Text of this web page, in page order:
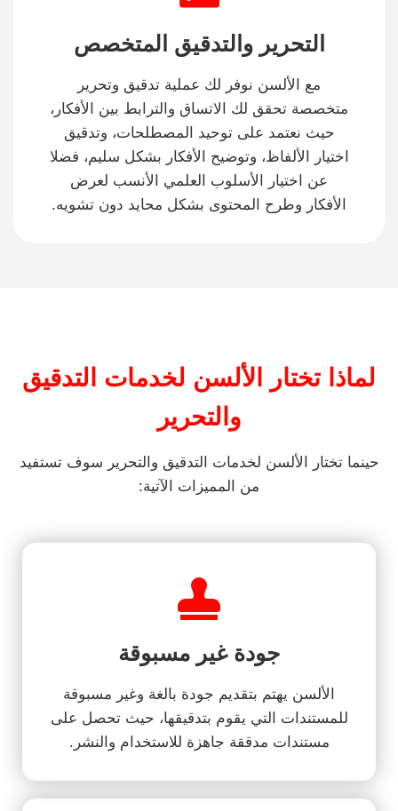
التحرير والتدقيق المتخصص
مع الألسن نوفر لك عملية تدقيق وتحرير
متخصصة تحقق لك الاتساق والترابط بين الأفكار،
حيث نعتمد على توحيد المصطلحات، وتدقيق
اختيار الألفاظ، وتوضيح الأفكار بشكل سليم، فضلا
عن اختيار الأسلوب العلمي الأنسب لعرض
الأفكار وطرح المحتوى بشكل محايد دون تشويه.
لماذا تختار الألسن لخدمات التدقيق
والتحرير
حينما تختار الألسن لخدمات التدقيق والتحرير سوف تستفيد
من المميزات الآتية:
جودة غير مسبوقة
الألسن يهتم بتقديم جودة بالغة وغير مسبوقة
للمستندات التي يقوم بتدقيقها، حيث تحصل على
مستندات مدققة جاهزة للاستخدام والنشر.